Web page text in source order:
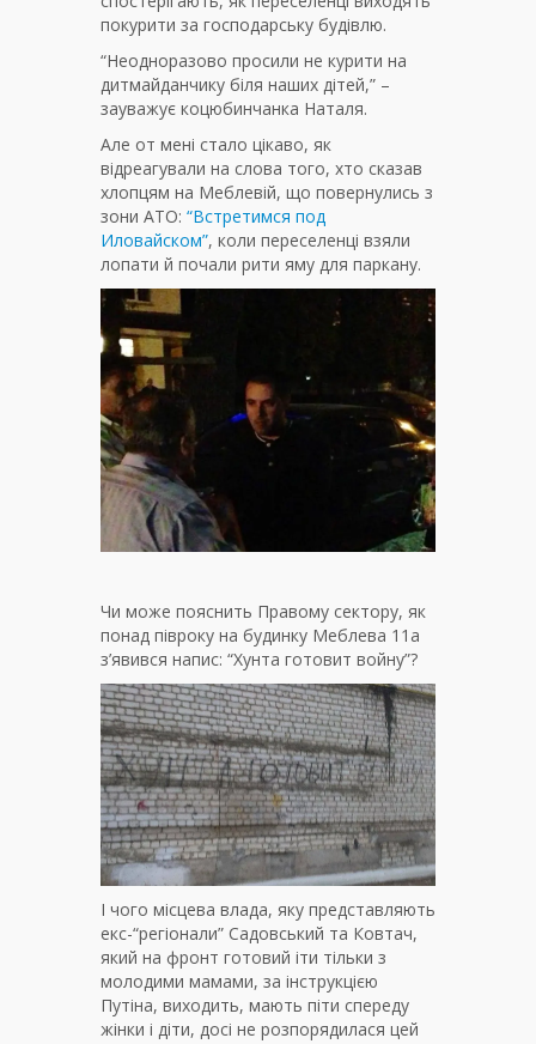
покурити за господарську будівлю.
“Неодноразово просили не курити на
дитмайданчику біля наших дітей,” –
зауважує коцюбинчанка Наталя.
Але от мені стало цікаво, як
відреагували на слова того, хто сказав
хлопцям на Меблевій, що повернулись з
зони АТО: “Встретимся под
Иловайском”, коли переселенці взяли
лопати й почали рити яму для паркану.
Чи може пояснить Правому сектору, як
понад півроку на будинку Меблева 11а
з’явився напис: “Хунта готовит войну”?
І чого місцева влада, яку представляють
екс-“регіонали” Садовський та Ковтач,
який на фронт готовий іти тільки з
молодими мамами, за інструкцією
Путіна, виходить, мають піти спереду
жінки і діти, досі не розпорядилася цей